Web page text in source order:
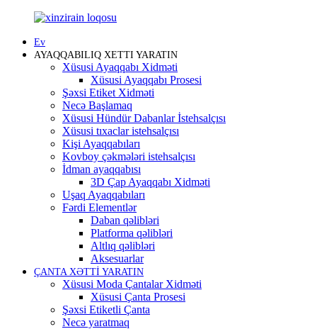
Ev
AYAQQABILIQ XETTI YARATIN
Xüsusi Ayaqqabı Xidməti
Xüsusi Ayaqqabı Prosesi
Şəxsi Etiket Xidməti
Necə Başlamaq
Xüsusi Hündür Dabanlar İstehsalçısı
Xüsusi tıxaclar istehsalçısı
Kişi Ayaqqabıları
Kovboy çəkmələri istehsalçısı
İdman ayaqqabısı
3D Çap Ayaqqabı Xidməti
Uşaq Ayaqqabıları
Fərdi Elementlər
Daban qəlibləri
Platforma qəlibləri
Altlıq qəlibləri
Aksesuarlar
ÇANTA XƏTTİ YARATIN
Xüsusi Moda Çantalar Xidməti
Xüsusi Çanta Prosesi
Şəxsi Etiketli Çanta
Necə yaratmaq